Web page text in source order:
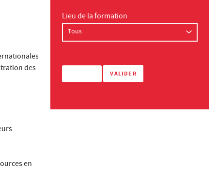
des
en
Lieu de la formation